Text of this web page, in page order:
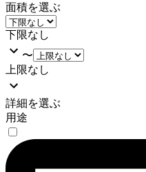
面積を選ぶ
下限なし
〜
上限なし
詳細を選ぶ
用途